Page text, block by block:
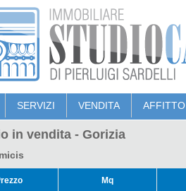
SERVIZI VENDITA AFFITTO
in vendita - Gorizia
Mq